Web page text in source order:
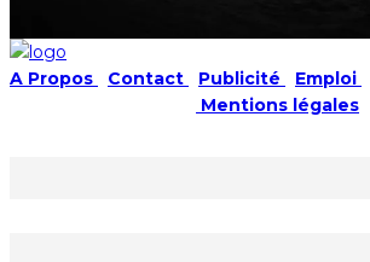
A Propos Contact Publicité Emploi
Mentions légales